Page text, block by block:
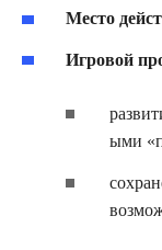
Место
Игровой
ыми